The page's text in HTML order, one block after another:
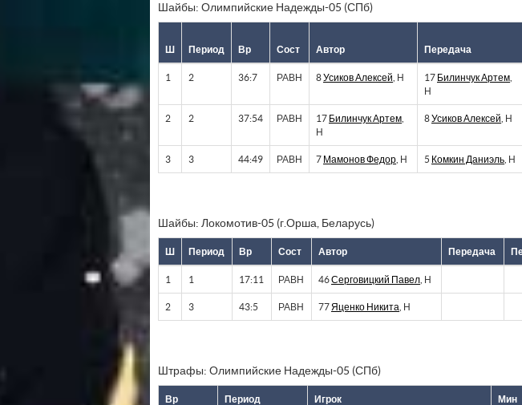
Шайбы: Олимпийские Надежды-05 (СПб)
Ш Период Вр Сост Автор Передача
1 2 36:7 РАВН 8Усиков Алексей , Н 17 Билинчук Артем
Н
2 2 37:54 РАВН 17 Билинчук Артем
Н
8Усиков Алексей , Н
3 3 44:49 РАВН 7 Мамонов Федор , Н 5 Комкин Даниэль , Н
Шайбы: Локомотив-05 (г.Орша, Беларусь)
Ш Период Вр Сост Автор Передача
1 1 17:11 РАВН 46Серговицкий Павел , Н
2 3 43:5 РАВН 77 Яценко Никита , Н
Штрафы: Олимпийские Надежды-05 (СПб)
Вр Период Игрок Мин